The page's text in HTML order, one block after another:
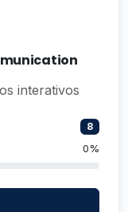
interativos
8
0%